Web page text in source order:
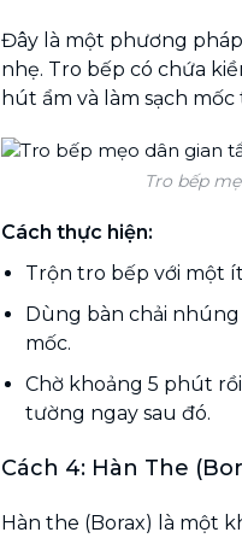
Đây là một phương
nhẹ. Tro bếp có chứa
hút ẩm và làm sạch
Tro bếp
Cách thực hiện:
Trộn tro bếp với một
Dùng bàn chải
mốc.
Chờ khoảng 5 phút
tường ngay sau đó.
Cách 4: Hàn The
Hàn the (Borax) là một